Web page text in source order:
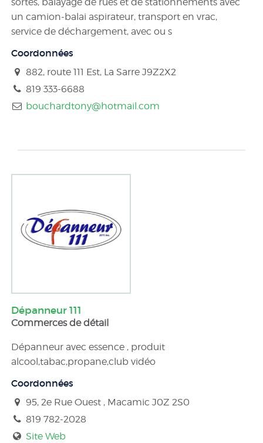
un camion-balai aspirateur, transport en vrac,
service de déchargement, avec ou s
Coordonnées
882, route 111 Est, La Sarre J9Z2X2
819 333-6688
bouchardtony@hotmail.com
Dépanneur 111
Commerces de détail
Dépanneur avec essence , produit
alcool,tabac,propane,club vidéo
Coordonnées
95, 2e Rue Ouest , Macamic J0Z 2S0
819 782-2028
Site Web